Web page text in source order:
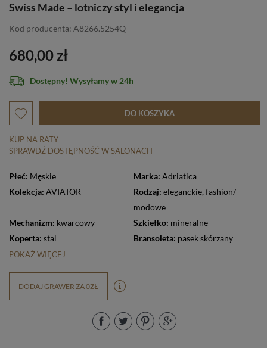
Swiss Made – lotniczy styl i elegancja
Kod producenta: A8266.5254Q
680,00 zł
Dostępny! Wysyłamy w 24h
DO KOSZYKA
KUP NA RATY
SPRAWDŹ DOSTĘPNOŚĆ W SALONACH
Płeć: Męskie Marka: Adriatica
Kolekcja: AVIATOR Rodzaj: eleganckie,
modowe
Mechanizm: kwarcowy Szkiełko: mineralne
Koperta: stal Bransoleta: pasek skórzany
POKAŻ WIĘCEJ
DODAJ GRAWER ZA 0ZŁ